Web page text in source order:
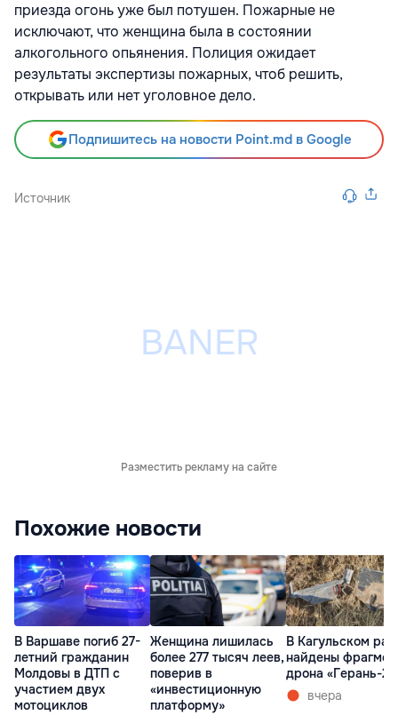
приезда огонь уже был потушен. Пожарные не
исключают, что женщина была в состоянии
алкогольного опьянения. Полиция ожидает
результаты экспертизы пожарных, чтоб решить,
открывать или нет уголовное дело.
Подпишитесь на новости Point.md в Google
Источник
Разместить рекламу на сайте
Похожие новости
В Варшаве погиб 27-
летний гражданин
Молдовы в ДТП с
участием двух
мотоциклов
Женщина лишилась
более 277 тысяч леев,
поверив в
«инвестиционную
платформу»
В Кагульском
найдены
дрона «Герань-2»
вчера